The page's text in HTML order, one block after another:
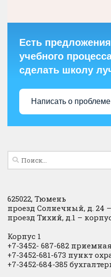
Есть
учебного
сделать школу
Написать о проблеме
Найти:
625022, Тюмень
проезд Солнечный, д. 24
проезд Тихий, д.1 –
Корпус 1
+7-3452- 687-682 приемная
+7-3452-681-673 пункт
+7-3452-684-385